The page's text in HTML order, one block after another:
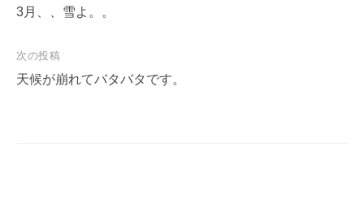
稿
ビ
ゲ
3月、、雪よ。。
次の投稿
天候が崩れてバタバタです。